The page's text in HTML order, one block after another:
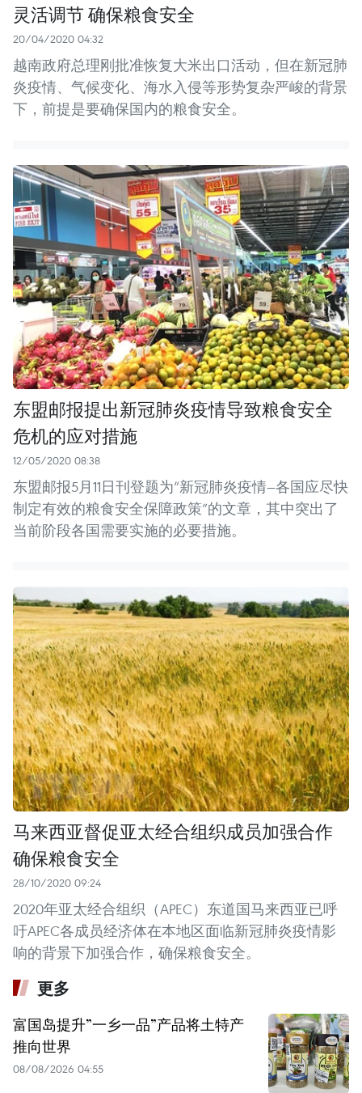
灵活调节 确保粮食安全
20/04/2020 04:32
越南政府总理刚批准恢复大米出口活动，但在新冠肺
炎疫情、气候变化、海水入侵等形势复杂严峻的背景
下，前提是要确保国内的粮食安全。
东盟邮报提出新冠肺炎疫情导致粮食安全
危机的应对措施
12/05/2020 08:38
东盟邮报5月11日刊登题为“新冠肺炎疫情—各国应尽快
制定有效的粮食安全保障政策”的文章，其中突出了
当前阶段各国需要实施的必要措施。
马来西亚督促亚太经合组织成员加强合作
确保粮食安全
28/10/2020 09:24
2020年亚太经合组织（APEC）东道国马来西亚已呼
吁APEC各成员经济体在本地区面临新冠肺炎疫情影
响的背景下加强合作，确保粮食安全。
更多
富国岛提升”一乡一品”产品将土特产
推向世界
08/08/2026 04:55